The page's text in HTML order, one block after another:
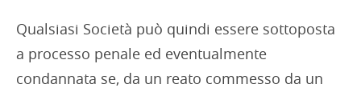
Qualsiasi Società può quindi essere sottoposta
a processo penale ed eventualmente
condannata se, da un reato commesso da un